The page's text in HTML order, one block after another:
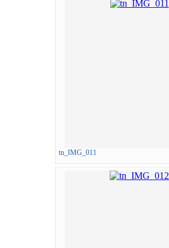
tn_IMG_011